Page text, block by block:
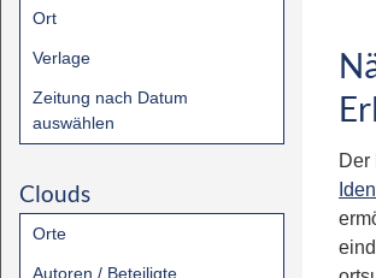
Ort
Verlage
Zeitung nach Datum
auswählen
Clouds
Orte
Autoren / Beteiligte
Der